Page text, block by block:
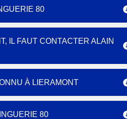
80
IL FAUT CONTACTER ALAIN
À LIERAMONT
80